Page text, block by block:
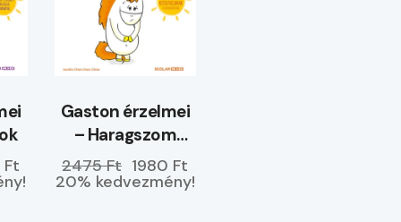
Ft
Gaston érzelmei
– Haragszom
magamra
2475 Ft 1980 Ft
20% kedvezmény!